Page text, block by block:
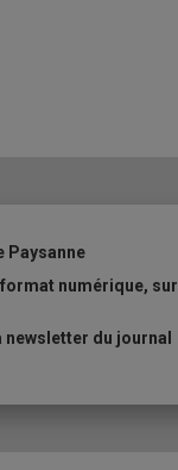
Paysanne
numérique, sur
newsletter du journal